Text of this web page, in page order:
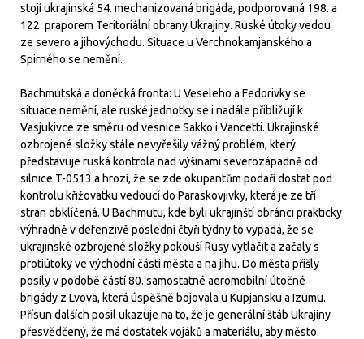
stojí ukrajinská 54. mechanizovaná brigáda, podporovaná 198. a
122. praporem Teritoriální obrany Ukrajiny. Ruské útoky vedou
ze severo a jihovýchodu. Situace u Verchnokamjanského a
Spirného se nemění.
Bachmutská a doněcká fronta: U Veseleho a Fedorivky se
situace nemění, ale ruské jednotky se i nadále přibližují k
Vasjukivce ze směru od vesnice Sakko i Vancetti. Ukrajinské
ozbrojené složky stále nevyřešily vážný problém, který
představuje ruská kontrola nad výšinami severozápadně od
silnice T-0513 a hrozí, že se zde okupantům podaří dostat pod
kontrolu křižovatku vedoucí do Paraskovjivky, která je ze tří
stran obklíčená. U Bachmutu, kde byli ukrajinští obránci prakticky
výhradně v defenzivě poslední čtyři týdny to vypadá, že se
ukrajinské ozbrojené složky pokouší Rusy vytlačit a začaly s
protiútoky ve východní části města a na jihu. Do města přišly
posily v podobě částí 80. samostatné aeromobilní útočné
brigády z Lvova, která úspěšně bojovala u Kupjansku a Izumu.
Přísun dalších posil ukazuje na to, že je generální štáb Ukrajiny
přesvědčený, že má dostatek vojáků a materiálu, aby město